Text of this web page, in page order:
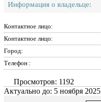
Информация о владельце:
Контактное лицо:
Контактное лицо:
Город:
Телефон :
Просмотров: 1192
Актуально до: 5 ноября 2025